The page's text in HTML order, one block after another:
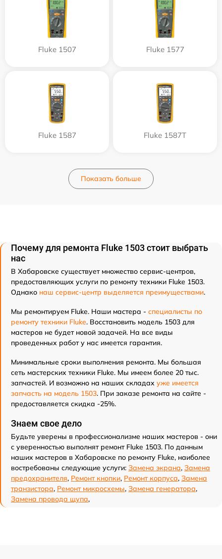
Fluke 1507 Fluke 1577
Fluke 1587 Fluke 1587T
Показать больше
Почему для ремонта Fluke 1503 стоит выбрать
нас
В Хабаровске существует множество сервис-центров,
предоставляющих услуги по ремонту техники Fluke 1503.
Однако наш сервис-центр выделяется преимуществами.
Мы ремонтируем Fluke. Наши мастера - специалисты по
ремонту техники Fluke. Восстановить модель 1503 для
мастеров не будет новой задачей. На все виды
проведенных работ у нас имеется гарантия.
Минимальные сроки выполнения ремонта. Мы большая
сеть мастерских техники Fluke. Мы имеем более 20 тыс.
запчастей. И возможно на наших складах уже имеется
запчасть на модель 1503. При заказе ремонта на сайте -
предоставляется скидка -25%.
Знаем свое дело
Будьте уверены в профессионализме наших мастеров - они
с уверенностью выполнят ремонт Fluke 1503. По данным
наших мастеров в Хабаровске по ремонту Fluke, наиболее
востребованы следующие услуги: Замена экрана, Замена
предохранителя, Ремонт кнопки, Ремонт корпуса, Замена
транзистора, Ремонт микросхемы, Замена генератора,
Замена провода щупа,